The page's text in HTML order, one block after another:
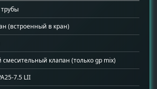
(встроенный в кран)
клапан (только gp mix)
7.5 LII